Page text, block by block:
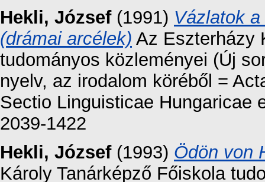
Hekli, József(1991) Vázlatok
(drámai arcélek) Az Eszterházy
tudományos közleményei (Új
nyelv, az irodalom köréből =
Sectio Linguisticae Hungaricae
2039-1422
Hekli, József(1993) Ödön von
Károly Tanárképző Főiskola